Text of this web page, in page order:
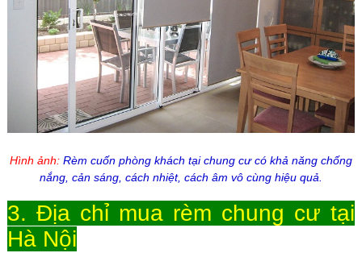
Hình ảnh: Rèm cuốn phòng khách tại chung cư có khả năng chống
nắng, cản sáng, cách nhiệt, cách âm vô cùng hiệu quả.
3. Địa chỉ mua rèm chung cư tại
Hà Nội